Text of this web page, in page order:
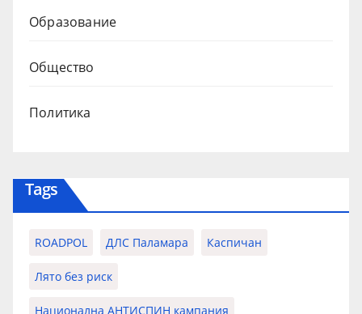
Образование
Общество
Политика
Tags
ROADPOL ДЛС Паламара Каспичан
Лято без риск
Национална АНТИСПИН кампания